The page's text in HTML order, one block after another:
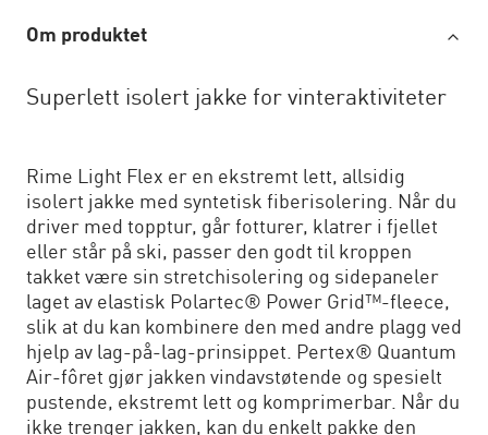
Om produktet
Superlett isolert jakke for vinteraktiviteter
Rime Light Flex er en ekstremt lett, allsidig
isolert jakke med syntetisk fiberisolering. Når du
driver med topptur, går fotturer, klatrer i fjellet
eller står på ski, passer den godt til kroppen
takket være sin stretchisolering og sidepaneler
laget av elastisk Polartec® Power Grid™-fleece,
slik at du kan kombinere den med andre plagg ved
hjelp av lag-på-lag-prinsippet. Pertex® Quantum
Air-fôret gjør jakken vindavstøtende og spesielt
pustende, ekstremt lett og komprimerbar. Når du
ikke trenger jakken, kan du enkelt pakke den